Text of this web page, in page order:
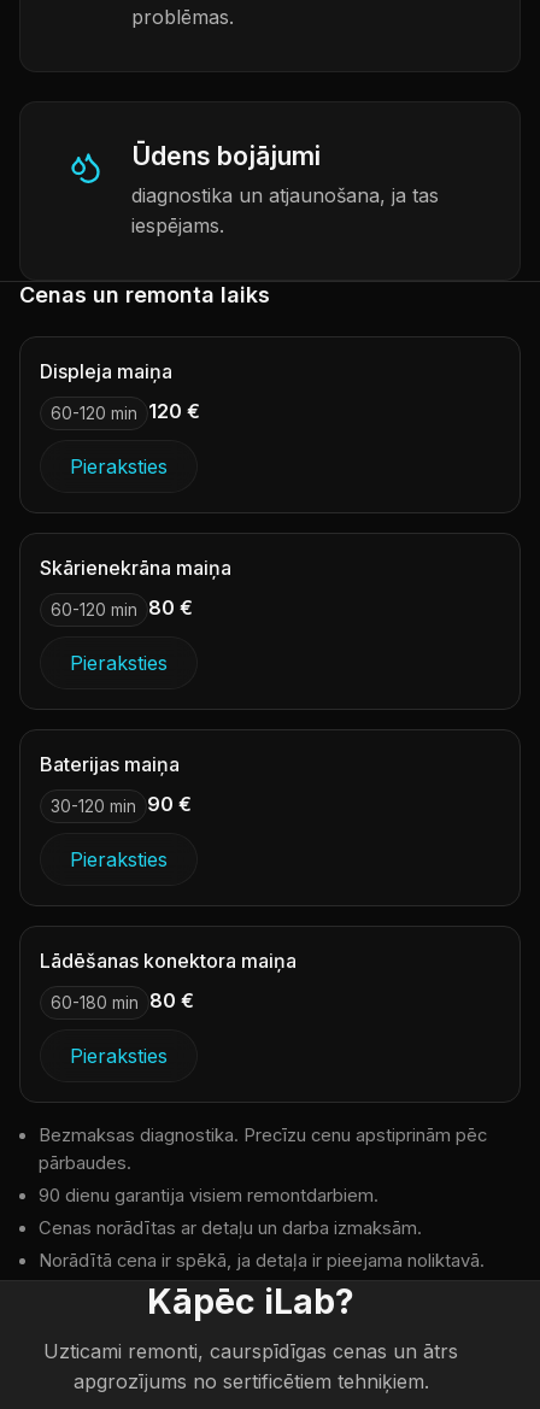
problēmas.
Ūdens bojājumi
diagnostika un atjaunošana, ja tas
iespējams.
Cenas un remonta laiks
Displeja maiņa
60-120 min 120 €
Pieraksties
Skārienekrāna maiņa
60-120 min 80 €
Pieraksties
Baterijas maiņa
30-120 min 90 €
Pieraksties
Lādēšanas konektora maiņa
60-180 min 80 €
Pieraksties
Bezmaksas diagnostika. Precīzu cenu apstiprinām pēc
pārbaudes.
90 dienu garantija visiem remontdarbiem.
Cenas norādītas ar detaļu un darba izmaksām.
Norādītā cena ir spēkā, ja detaļa ir pieejama noliktavā.
Kāpēc iLab?
Uzticami remonti, caurspīdīgas cenas un ātrs
apgrozījums no sertificētiem tehniķiem.